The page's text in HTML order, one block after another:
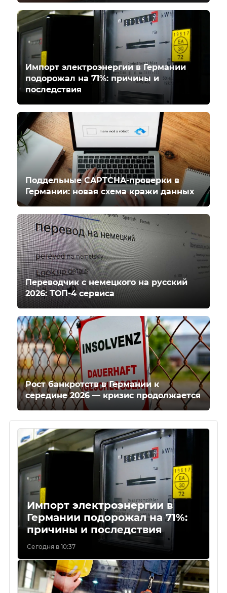
Импорт электроэнергии в Германии
подорожал на 71%: причины и
последствия
Поддельные CAPTCHA-проверки в
Германии: новая схема кражи данных
Переводчик с немецкого на русский
2026: ТОП-4 сервиса
Рост банкротств в Германии к
середине 2026 — кризис продолжается
Импорт электроэнергии в
Германии подорожал на 71%:
причины и последствия
Сегодня в 10:37